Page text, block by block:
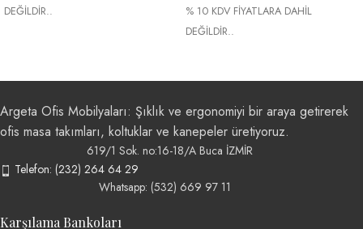
DEĞİLDİR..
% 10 KDV FİYATLARA DAHİL
DEĞİLDİR..
Argeta Ofis Mobilyaları: Şıklık ve ergonomiyi bir araya getirerek
ofis masa takımları, koltuklar ve kanepeler üretiyoruz.
619/1 Sok. no:16-18/A Buca İZMİR
Telefon: (232) 264 64 29
Whatsapp: (532) 669 97 11
Karşılama Bankoları